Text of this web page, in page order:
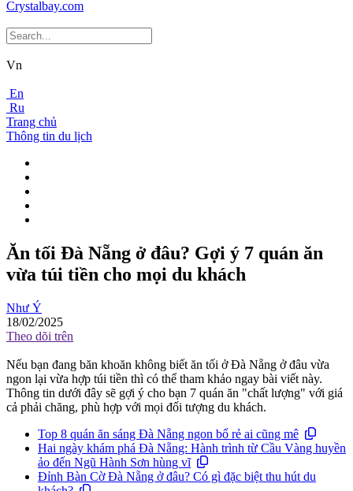
Vn
En
Ru
Trang chủ
Thông tin du lịch
Ăn tối Đà Nẵng ở đâu? Gợi ý 7 quán ăn
vừa túi tiền cho mọi du khách
Như Ý
18/02/2025
Theo dõi trên
Nếu bạn đang băn khoăn không biết ăn tối ở Đà Nẵng ở đâu vừa
ngon lại vừa hợp túi tiền thì có thể tham khảo ngay bài viết này.
Thông tin dưới đây sẽ gợi ý cho bạn 7 quán ăn "chất lượng" với giá
cả phải chăng, phù hợp với mọi đối tượng du khách.
Top 8 quán ăn sáng Đà Nẵng ngon bổ rẻ ai cũng mê
Hai ngày khám phá Đà Nẵng: Hành trình từ Cầu Vàng huyền
ảo đến Ngũ Hành Sơn hùng vĩ
Đỉnh Bàn Cờ Đà Nẵng ở đâu? Có gì đặc biệt thu hút du